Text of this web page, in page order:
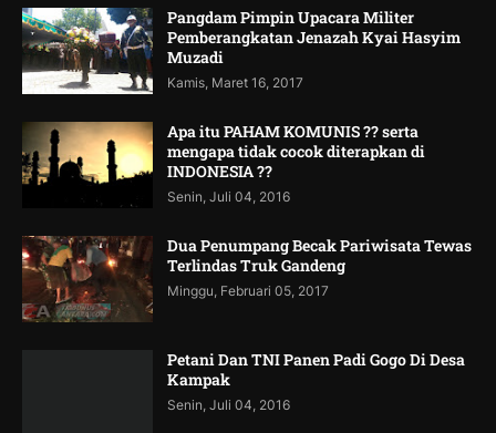
Pangdam Pimpin Upacara Militer
Pemberangkatan Jenazah Kyai Hasyim
Muzadi
Kamis, Maret 16, 2017
Apa itu PAHAM KOMUNIS ?? serta
mengapa tidak cocok diterapkan di
INDONESIA ??
Senin, Juli 04, 2016
Dua Penumpang Becak Pariwisata Tewas
Terlindas Truk Gandeng
Minggu, Februari 05, 2017
Petani Dan TNI Panen Padi Gogo Di Desa
Kampak
Senin, Juli 04, 2016